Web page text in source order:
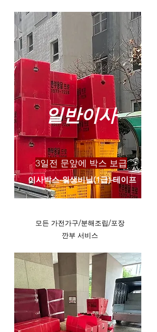
​일반이사
​3일전 문앞에 박스 보급
​이사박스-위생비닐(1급)-테이프
​모든 가전가구/분해조립/포장
​깐부 서비스